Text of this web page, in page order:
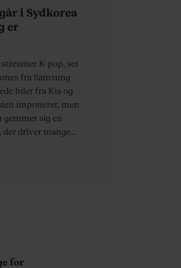
i Sydkorea
er
K-pop, ser
fra Samsung
biler fra Kia og
imponerer, men
sig en
driver mange
for